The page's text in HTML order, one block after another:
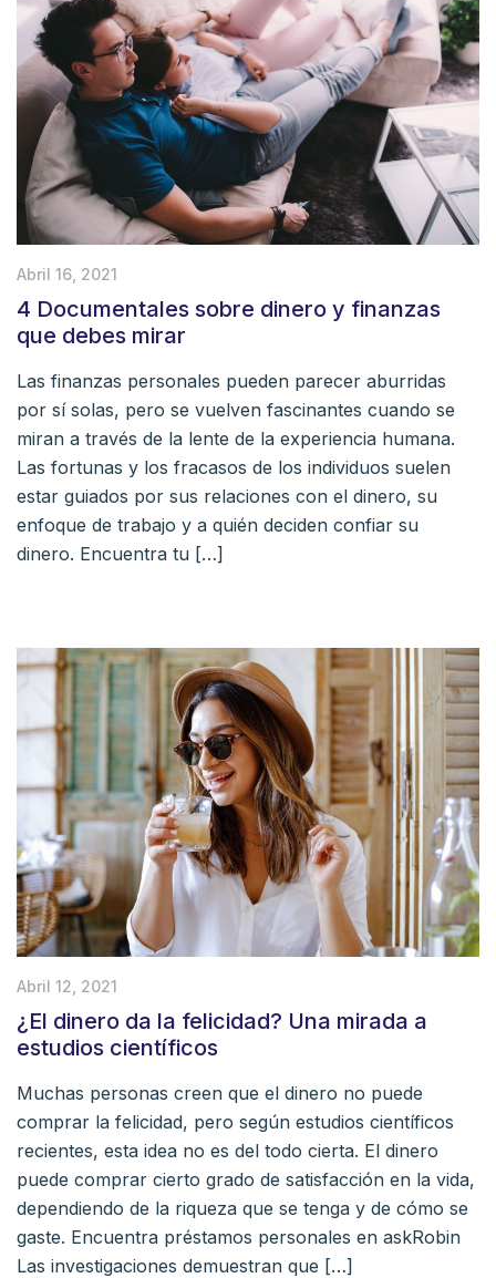
Abril 16, 2021
4 Documentales sobre dinero y finanzas
que debes mirar
Las finanzas personales pueden parecer aburridas
por sí solas, pero se vuelven fascinantes cuando se
miran a través de la lente de la experiencia humana.
Las fortunas y los fracasos de los individuos suelen
estar guiados por sus relaciones con el dinero, su
enfoque de trabajo y a quién deciden confiar su
dinero. Encuentra tu […]
Abril 12, 2021
¿El dinero da la felicidad? Una mirada a
estudios científicos
Muchas personas creen que el dinero no puede
comprar la felicidad, pero según estudios científicos
recientes, esta idea no es del todo cierta. El dinero
puede comprar cierto grado de satisfacción en la vida,
dependiendo de la riqueza que se tenga y de cómo se
gaste. Encuentra préstamos personales en askRobin
Las investigaciones demuestran que […]